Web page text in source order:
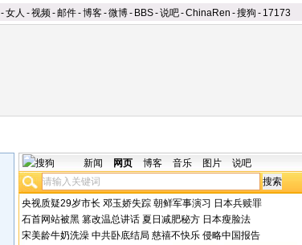
-女人 -视频-邮件-博客-微博- BBS-说吧-ChinaRen -搜狗 - 17173
新闻 网页 博客 音乐 图片 说吧
央视质疑29岁市长 邓玉娇失踪 朝鲜军事演习 日本兵赎罪
石首网站被黑 篡改温总讲话 夏日减肥秘方 日本瘦脸法
宋美龄牛奶洗澡 中共卧底结局 慈禧不快乐 侵略中国报告